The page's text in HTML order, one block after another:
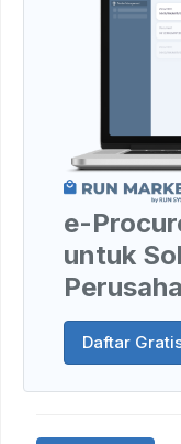
e-
untuk
Daftar